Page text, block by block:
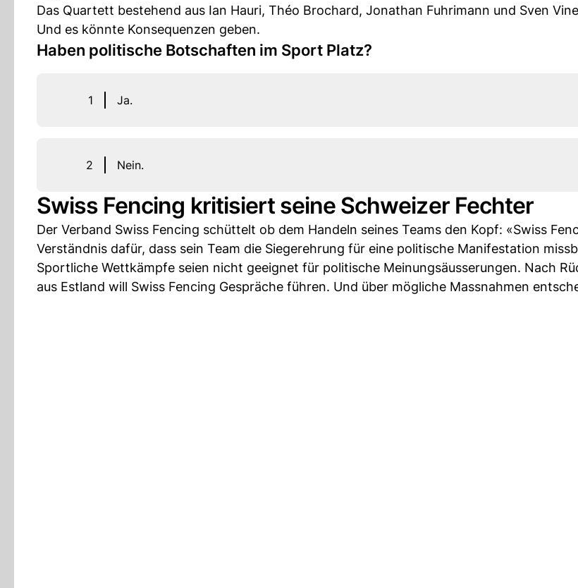
Das Quartett bestehend aus Ian Hauri, Théo Brochard, Jonathan Fuhrimann und Sven
Und es könnte Konsequenzen geben.
Haben politische Botschaften im Sport Platz?
1 Ja.
2 Nein.
Swiss Fencing kritisiert seine Schweizer Fechter
Der Verband Swiss Fencing schüttelt ob dem Handeln seines Teams den Kopf: «Swiss
Verständnis dafür, dass sein Team die Siegerehrung für eine politische Manifestation
Sportliche Wettkämpfe seien nicht geeignet für politische Meinungsäusserungen. Nach
aus Estland will Swiss Fencing Gespräche führen. Und über mögliche Massnahmen